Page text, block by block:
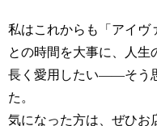
私はこれからも「アイヴ
との時間を大事に、人生
長く愛用したい――そう
た。
気になった方は、ぜひお